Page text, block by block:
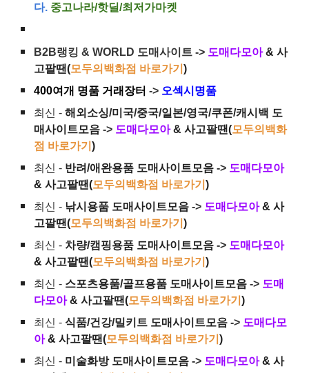
다. 중고나라/핫딜/최저가마켓
B2B랭킹 & WORLD 도매사이트 -> 도매다모아 & 사
고팔땐(모두의백화점 바로가기)
400여개 명품 거래장터 -> 오섹시명품
최신 -해외소싱/미국/중국/일본/영국/쿠폰/캐시백 도
매사이트모음 -> 도매다모아 & 사고팔땐(모두의백화
점 바로가기)
최신 - 반려/애완용품 도매사이트모음 -> 도매다모아
& 사고팔땐(모두의백화점 바로가기)
최신 - 낚시용품 도매사이트모음 -> 도매다모아 & 사
고팔땐(모두의백화점 바로가기)
최신 - 차량/캠핑용품 도매사이트모음 -> 도매다모아
& 사고팔땐(모두의백화점 바로가기)
최신 - 스포츠용품/골프용품 도매사이트모음 -> 도매
다모아 & 사고팔땐(모두의백화점 바로가기)
최신 - 식품/건강/밀키트 도매사이트모음 -> 도매다모
아 & 사고팔땐(모두의백화점 바로가기)
최신 - 미술화방 도매사이트모음 -> 도매다모아 & 사